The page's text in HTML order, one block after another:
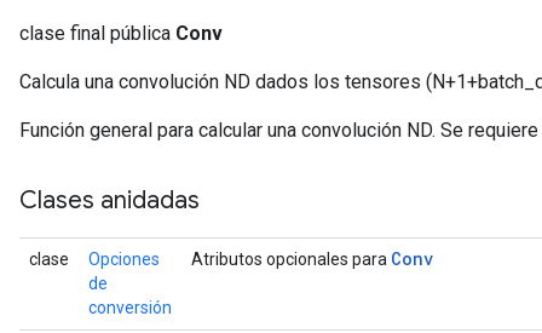
clase final pública Conv
Calcula una convolución ND dados los tensores
Función general para calcular una convolución ND. Se
Clases anidadas
clase
Opciones
de
conversión
Atributos opcionales para Conv